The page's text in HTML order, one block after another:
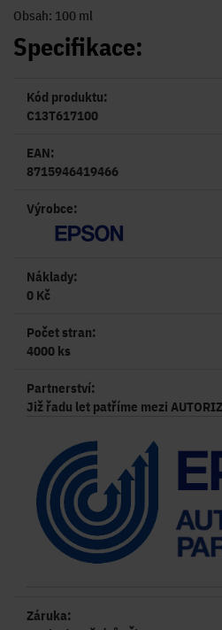
Obsah: 100 ml
Specifikace:
Kód produktu:
C13T617100
EAN:
8715946419466
Výrobce:
Náklady:
0 Kč
Počet stran:
4000 ks
Partnerství:
Již řadu let patříme mezi
Záruka: